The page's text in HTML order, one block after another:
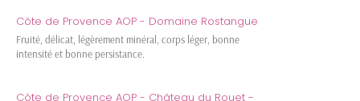
Côte de Provence AOP - Domaine Rostangue
Fruité, délicat, légèrement minéral, corps léger, bonne
intensité et bonne persistance.
Côte de Provence AOP - Château du Rouet -